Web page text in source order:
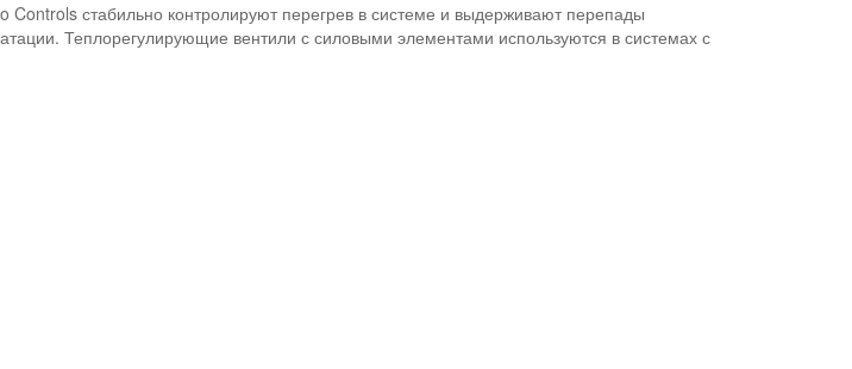
стабильно контролируют перегрев в системе и выдерживают перепады
Теплорегулирующие вентили с силовыми элементами используются в системах с